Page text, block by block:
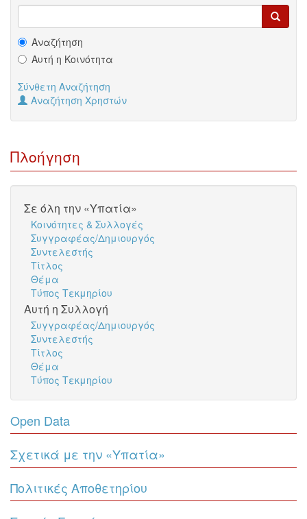
Αναζήτηση
Αυτή η Κοινότητα
Σύνθετη Αναζήτηση
Αναζήτηση Χρηστών
Πλοήγηση
Σε όλη την «Υπατία»
Κοινότητες & Συλλογές
Συγγραφέας/Δημιουργός
Συντελεστής
Τίτλος
Θέμα
Τύπος Τεκμηρίου
Αυτή η Συλλογή
Συγγραφέας/Δημιουργός
Συντελεστής
Τίτλος
Θέμα
Τύπος Τεκμηρίου
Open Data
Σχετικά με την «Υπατία»
Πολιτικές Αποθετηρίου